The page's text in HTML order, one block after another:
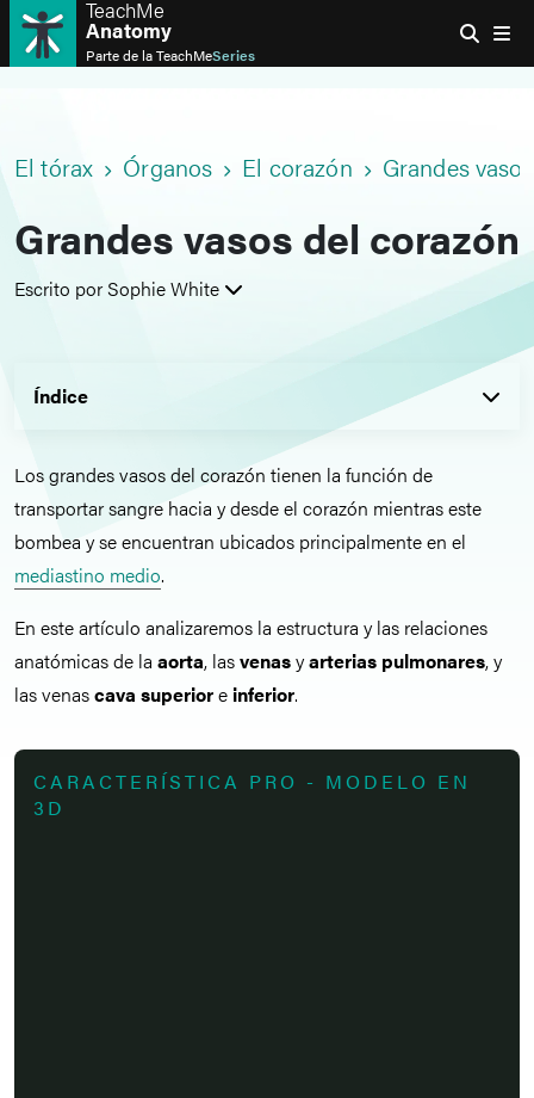
TeachMe
Anatomy
Parte de laTeachMeSeries
El tórax Órganos El corazón Grandes
Grandes vasos del corazón
Escrito por Sophie White
Índice
Los grandes vasos del corazón tienen la función de
transportar sangre hacia y desde el corazón mientras este
bombea y se encuentran ubicados principalmente en el
mediastino medio.
En este artículo analizaremos la estructura y las relaciones
anatómicas de la aorta, lasvenasyarterias pulmonares, y
las venascava superiore inferior.
CARACTERÍSTICA PRO - MODELO EN
3D